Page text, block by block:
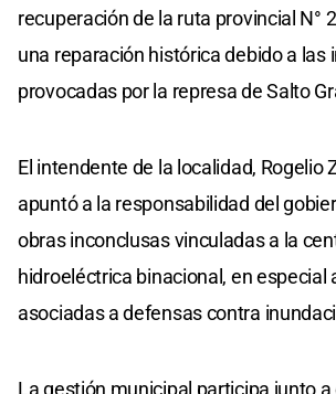
recuperación de la ruta provincial N°
una reparación histórica debido a las
provocadas por la represa de Salto
El intendente de la localidad, Rogelio
apuntó a la responsabilidad del
obras inconclusas vinculadas a la
hidroeléctrica binacional, en especial
asociadas a defensas contra
La gestión municipal participa junto